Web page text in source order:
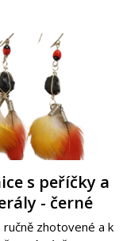
s peříčky a
- černé
ručně zhotovené a k
s peříčky a
- žluté
ručně zhotovené a k